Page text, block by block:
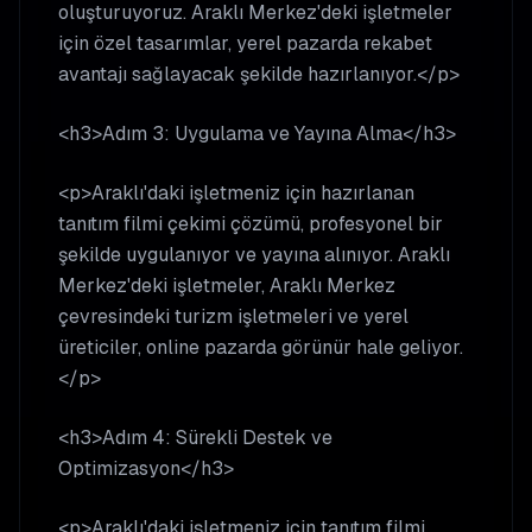
oluşturuyoruz. Araklı Merkez'deki işletmeler
için özel tasarımlar, yerel pazarda rekabet
avantajı sağlayacak şekilde hazırlanıyor.</p>
<h3>Adım 3: Uygulama ve Yayına Alma</h3>
<p>Araklı'daki işletmeniz için hazırlanan
tanıtım filmi çekimi çözümü, profesyonel bir
şekilde uygulanıyor ve yayına alınıyor. Araklı
Merkez'deki işletmeler, Araklı Merkez
çevresindeki turizm işletmeleri ve yerel
üreticiler, online pazarda görünür hale geliyor.
</p>
<h3>Adım 4: Sürekli Destek ve
Optimizasyon</h3>